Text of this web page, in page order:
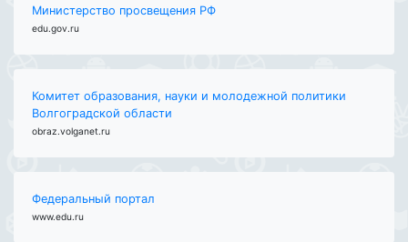
Министерство просвещения РФ
edu.gov.ru
Комитет образования, науки и молодежной политики
Волгоградской области
obraz.volganet.ru
Федеральный портал
www.edu.ru